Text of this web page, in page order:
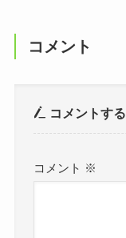
コメント
コメントする
コメント ※